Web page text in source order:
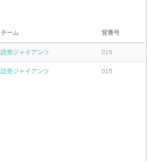
チーム 背番号
読売ジャイアンツ 015
読売ジャイアンツ 015